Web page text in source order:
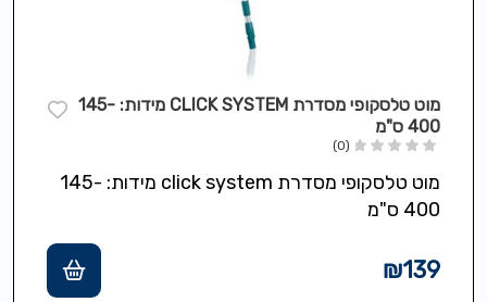
מוט טלסקופי מסדרת CLICK SYSTEM מידות: 145-
400 ס"מ
(0)
מוט טלסקופי מסדרת click system מידות: 145-
400 ס"מ
₪139